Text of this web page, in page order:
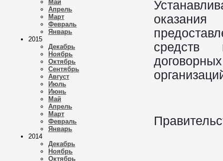
Май
Апрель
Март
Февраль
Январь
2015
Декабрь
Ноябрь
Октябрь
Сентябрь
Август
Июль
Июнь
Май
Апрель
Март
Февраль
Январь
2014
Декабрь
Ноябрь
Октябрь
средств